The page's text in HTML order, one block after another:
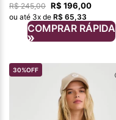
R$ 245,00 R$ 196,00
ou até 3x de R$ 65,33
COMPRAR RÁPIDA
30%OFF